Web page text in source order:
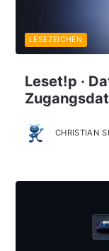
Leset!p ·
CHRISTIAN
LESEZEICHEN